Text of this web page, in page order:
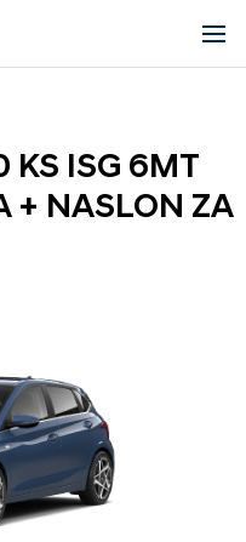
KS ISG 6MT
+ NASLON ZA